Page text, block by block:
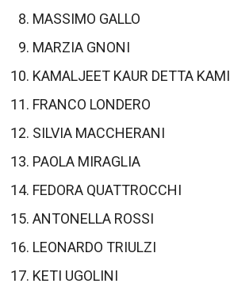
MASSIMO GALLO
MARZIA GNONI
KAMALJEET KAUR DETTA KAMI
FRANCO LONDERO
SILVIA MACCHERANI
PAOLA MIRAGLIA
FEDORA QUATTROCCHI
ANTONELLA ROSSI
LEONARDO TRIULZI
KETI UGOLINI